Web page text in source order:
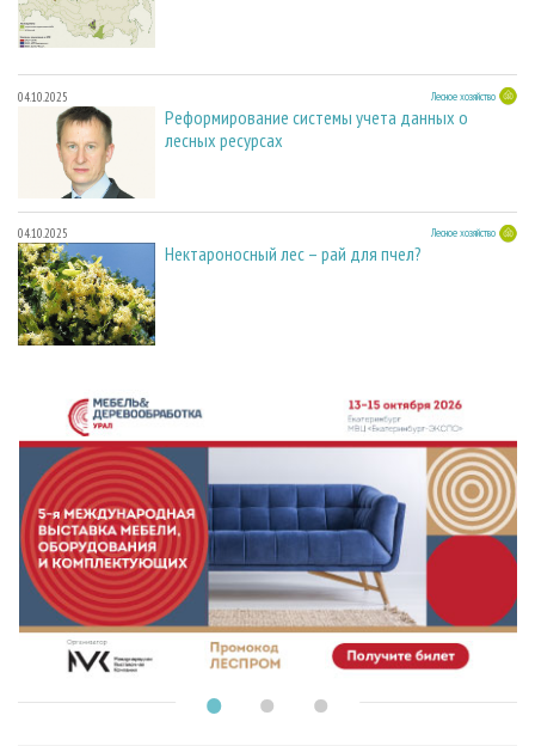
04.10.2025 Лесное хозяйство
Реформирование системы учета данных о
лесных ресурсах
04.10.2025 Лесное хозяйство
Нектароносный лес – рай для пчел?